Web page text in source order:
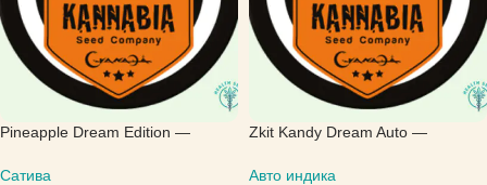
Pineapple Dream Edition —
Сатива
Zkit Kandy Dream Auto —
Авто индика